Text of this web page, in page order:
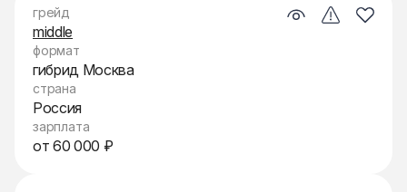
грейд
middle
формат
гибрид Москва
страна
Россия
зарплата
от 60 000 ₽